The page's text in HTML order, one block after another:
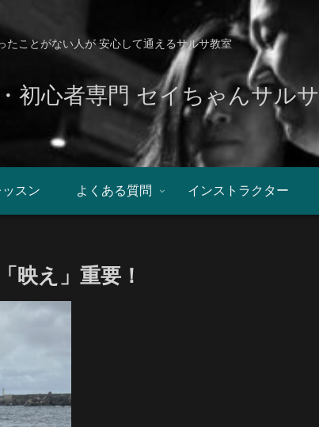
たことがない人が 安心して通えるサルサ教室
初心者専門 セイちゃんサルサ
スン よくある質問 インストラクター
映え」重要！